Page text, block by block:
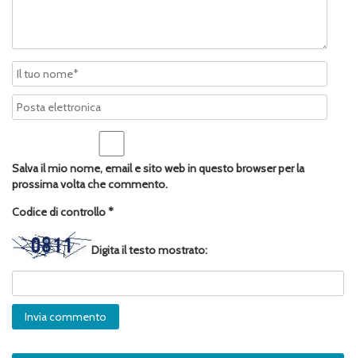
Salva il mio nome, email e sito web in questo browser per la
prossima volta che commento.
Codice di controllo*
Digita il testo mostrato: